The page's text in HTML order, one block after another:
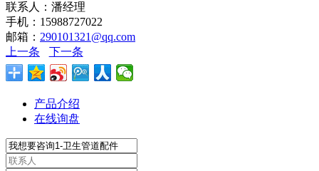
联系人：潘经理
手机：15988727022
邮箱： 290101321@qq.com
上一条
下一条
产品介绍
在线询盘